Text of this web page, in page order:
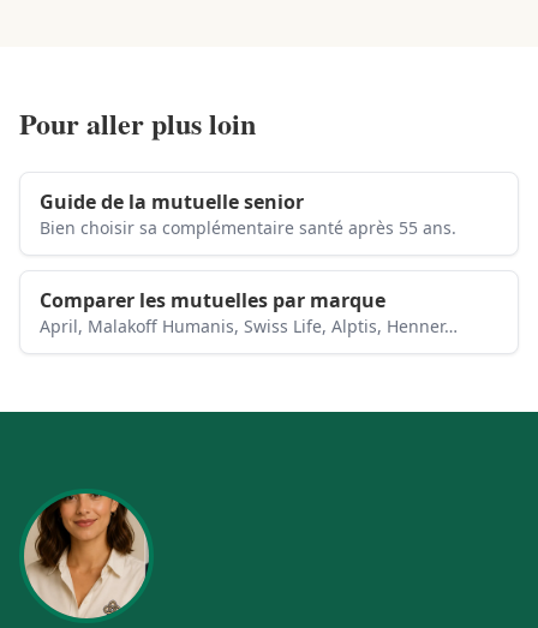
Pour aller plus loin
Guide de la mutuelle senior
Bien choisir sa complémentaire santé après 55 ans.
Comparer les mutuelles par marque
April, Malakoff Humanis, Swiss Life, Alptis, Henner…